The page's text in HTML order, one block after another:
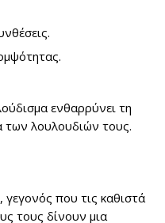
ενθαρρύνει τη
των λουλουδιών τους.
που τις καθιστά
τους δίνουν μια